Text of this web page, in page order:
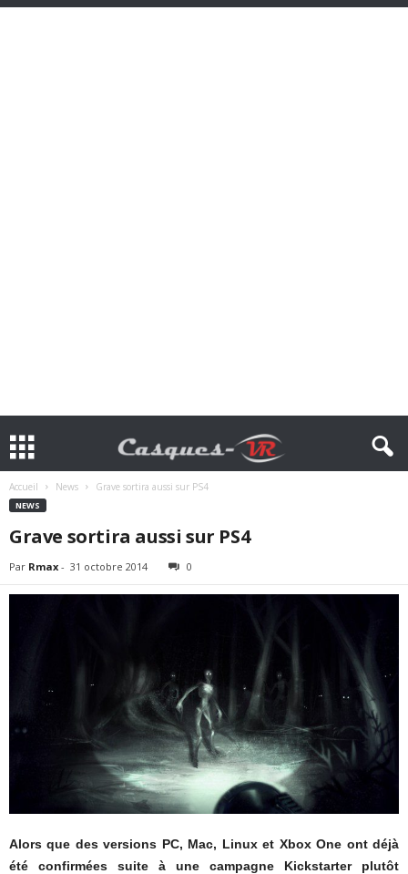
Accueil News Grave sortira aussi sur PS4
NEWS
Grave sortira aussi sur PS4
Par Rmax - 31 octobre 2014 0
Alors que des versions PC, Mac, Linux et Xbox One ont déjà
été confirmées suite à une campagne Kickstarter plutôt